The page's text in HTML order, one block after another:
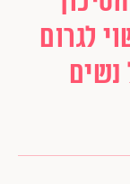
לגרום
נשים